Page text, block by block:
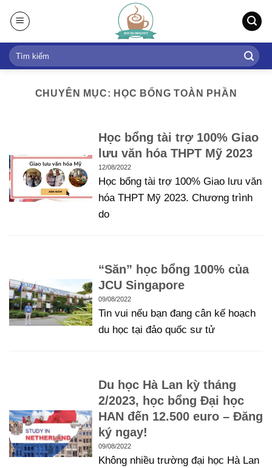
t
CHUYÊN MỤC: HỌC BỔNG TOÀN PHẦN
Học bổng tài trợ 100% Giao
lưu văn hóa THPT Mỹ 2023
12/08/2022
Học bổng tài trợ 100% Giao lưu văn
hóa THPT Mỹ 2023. Chương trình
do
“Săn” học bổng 100% của
JCU Singapore
09/08/2022
Tin vui nếu bạn đang cân kế hoạch
du học tại đảo quốc sư tử
Du học Hà Lan kỳ tháng
2/2023, học bổng Đại học
HAN đến 12.500 euro – Đăng
ký ngay!
09/08/2022
Không nhiều trường đại học Hà Lan